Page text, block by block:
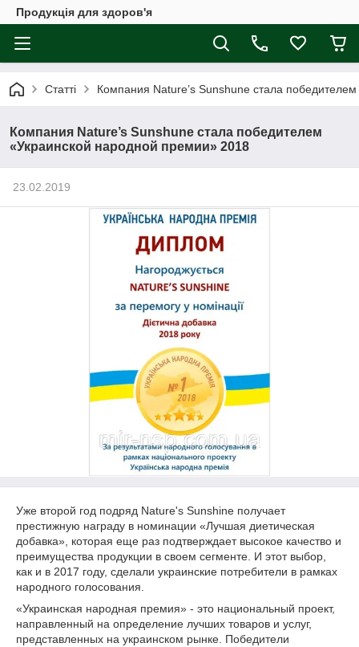
Продукція для здоров'я
Статті Компания Nature’s Sunshune стала
Компания Nature’s Sunshune стала победителем
«Украинской народной премии» 2018
23.02.2019
Уже второй год подряд Nature's Sunshine получает
престижную награду в номинации «Лучшая диетическая
добавка», которая еще раз подтверждает высокое качество и
преимущества продукции в своем сегменте. И этот выбор,
как и в 2017 году, сделали украинские потребители в рамках
народного голосования.
«Украинская народная премия» - это национальный проект,
направленный на определение лучших товаров и услуг,
представленных на украинском рынке. Победители